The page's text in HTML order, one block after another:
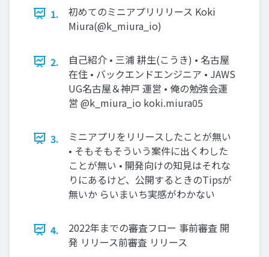
1.
初めてのミニアプリリリース Koki
Miura(@k_miura_io)
2.
自己紹介 • 三浦 耕生(こうき) • 名古屋
在住 • バックエンドエンジニア • JAWS
UG名古屋＆神戸 運営 • 俺の勉強会運
営 @k_miura_io koki.miura05
3.
ミニアプリをリリースしたことが無い
• そもそもそういう案件に出くわした
ことが無い • 開発向けの知見はそれな
りにあるけど、公開するときのTipsが
無いか らいまいち実感がわかない
4.
2022年までの審査フロー 事前審査 開
発 リリース前審査 リリース